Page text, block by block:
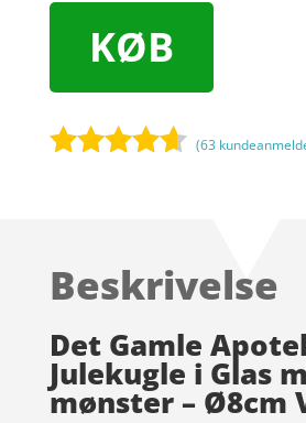
KØB
på
mmelser
(63
Beskrivelse
Det Gamle
Julekugle i Glas
mønster – Ø8cm